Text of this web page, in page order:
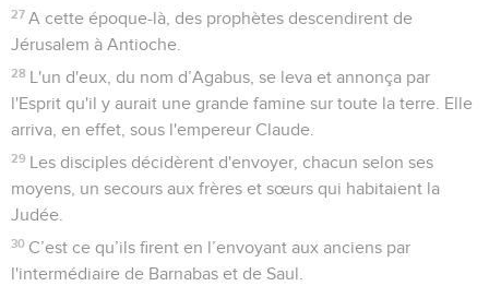
27 A cette époque-là, des prophètes descendirent de
Jérusalem à Antioche.
28 L'un d'eux, du nom d’Agabus, se leva et annonça par
l'Esprit qu'il y aurait une grande famine sur toute la terre. Elle
arriva, en effet, sous l'empereur Claude.
29 Les disciples décidèrent d'envoyer, chacun selon ses
moyens, un secours aux frères et sœurs qui habitaient la
Judée.
30 C’est ce qu’ils firent en l’envoyant aux anciens par
l'intermédiaire de Barnabas et de Saul.